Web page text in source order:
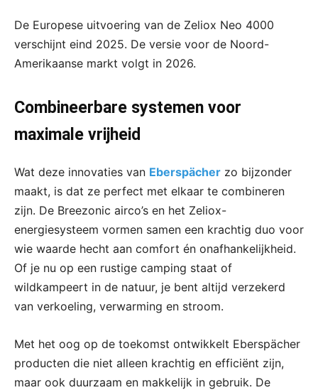
De Europese uitvoering van de Zeliox Neo 4000
verschijnt eind 2025. De versie voor de Noord-
Amerikaanse markt volgt in 2026.
Combineerbare systemen voor
maximale vrijheid
Wat deze innovaties van Eberspächer zo bijzonder
maakt, is dat ze perfect met elkaar te combineren
zijn. De Breezonic airco’s en het Zeliox-
energiesysteem vormen samen een krachtig duo voor
wie waarde hecht aan comfort én onafhankelijkheid.
Of je nu op een rustige camping staat of
wildkampeert in de natuur, je bent altijd verzekerd
van verkoeling, verwarming en stroom.
Met het oog op de toekomst ontwikkelt Eberspächer
producten die niet alleen krachtig en efficiënt zijn,
maar ook duurzaam en makkelijk in gebruik. De